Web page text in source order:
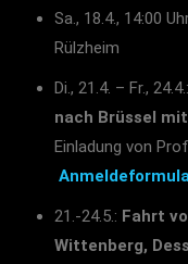
Sa., 18.4., 14:00
Rülzheim
Di., 21.4. – Fr., 24.4.:
nach Brüssel
Einladung von
21.-24.5.: Fahrt
Wittenberg,